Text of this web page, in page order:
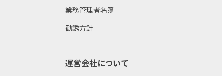
業務管理者名簿
勧誘方針
運営会社について